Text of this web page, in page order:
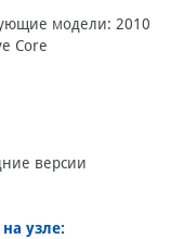
модели: 2010
Core
версии
узле: